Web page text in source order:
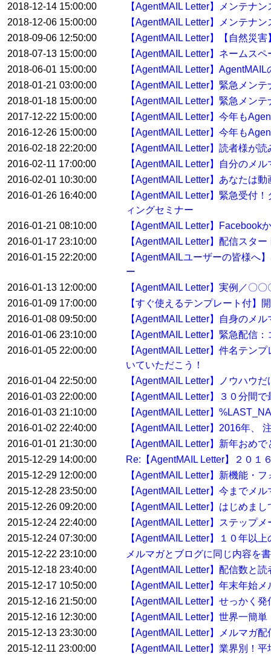
2018-12-14 15:00:00
【AgentMAIL Letter】メンテナ
2018-12-06 15:00:00
【AgentMAIL Letter】メンテナ
2018-09-06 12:50:00
【AgentMAIL Letter】【自然災
2018-07-13 15:00:00
【AgentMAIL Letter】ネームス
2018-06-01 15:00:00
【AgentMAIL Letter】
2018-01-21 03:00:00
【AgentMAIL Letter】緊急メン
2018-01-18 15:00:00
【AgentMAIL Letter】緊急メン
2017-12-22 15:00:00
【AgentMAIL Letter】今年も
2016-12-26 15:00:00
【AgentMAIL Letter】今年も
2016-02-18 22:20:00
【AgentMAIL Letter】読者様が
2016-02-11 17:00:00
【AgentMAIL Letter】自分のメ
2016-02-01 10:30:00
【AgentMAIL Letter】あなたは
2016-01-26 16:40:00
【AgentMAIL Letter】緊急受付
ィングセミナー
2016-01-21 08:10:00
【AgentMAIL Letter】Facebook
2016-01-17 23:10:00
【AgentMAIL Letter】配信スタ
2016-01-15 22:20:00
【AgentMAILユーザーの皆様へ
ー
2016-01-13 12:00:00
【AgentMAIL Letter】実例／〇
2016-01-09 17:00:00
【すぐ使えるテンプレート付】
2016-01-08 09:50:00
【AgentMAIL Letter】自身のメ
2016-01-06 23:10:00
【AgentMAIL Letter】緊急配信
2016-01-05 22:00:00
【AgentMAIL Letter】件名テン
いていただこう！
2016-01-04 22:50:00
【AgentMAIL Letter】ノウハウ
2016-01-03 22:00:00
【AgentMAIL Letter】３０分間
2016-01-03 21:10:00
【AgentMAIL Letter】
2016-01-02 22:40:00
【AgentMAIL Letter】2016年、
2016-01-01 21:30:00
【AgentMAIL Letter】新年おめ
2015-12-29 14:00:00
Re:【AgentMAIL Letter】２０１
2015-12-29 12:00:00
【AgentMAIL Letter】新機能・
2015-12-28 23:50:00
【AgentMAIL Letter】今までメ
2015-12-26 09:20:00
【AgentMAIL Letter】はじめま
2015-12-24 22:40:00
【AgentMAIL Letter】ステップ
2015-12-24 07:30:00
【AgentMAIL Letter】１０年以
2015-12-22 23:10:00
メルマガとブログに同じ内容を
2015-12-18 23:40:00
【AgentMAIL Letter】配信数と
2015-12-17 10:50:00
【AgentMAIL Letter】年末年始
2015-12-16 21:50:00
【AgentMAIL Letter】せっかく
2015-12-16 12:30:00
【AgentMAIL Letter】世界一簡
2015-12-13 23:30:00
【AgentMAIL Letter】メルマガ
2015-12-11 23:00:00
【AgentMAIL Letter】業界別！